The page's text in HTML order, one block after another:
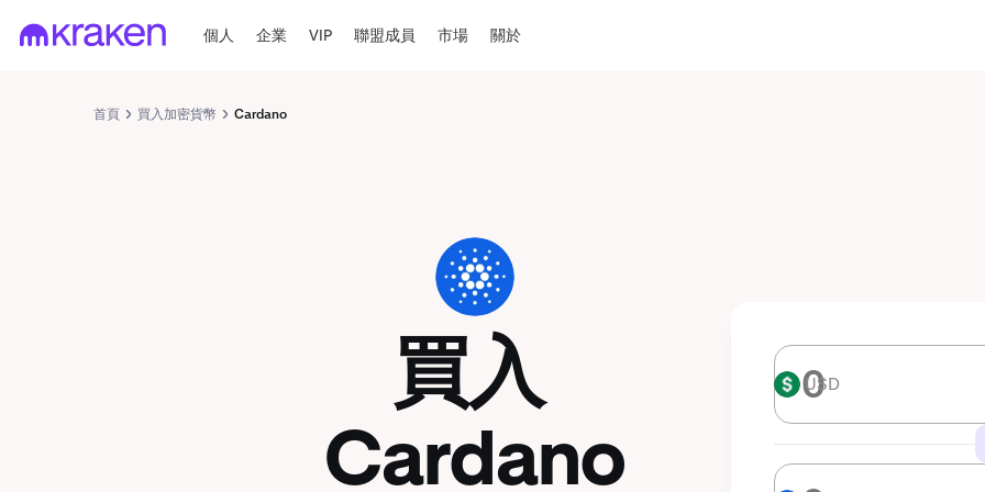
個人 企業 VIP 聯盟成員 市場 關於
首頁 買入加密貨幣 Cardano
ADA
買入
Cardano
USD USD